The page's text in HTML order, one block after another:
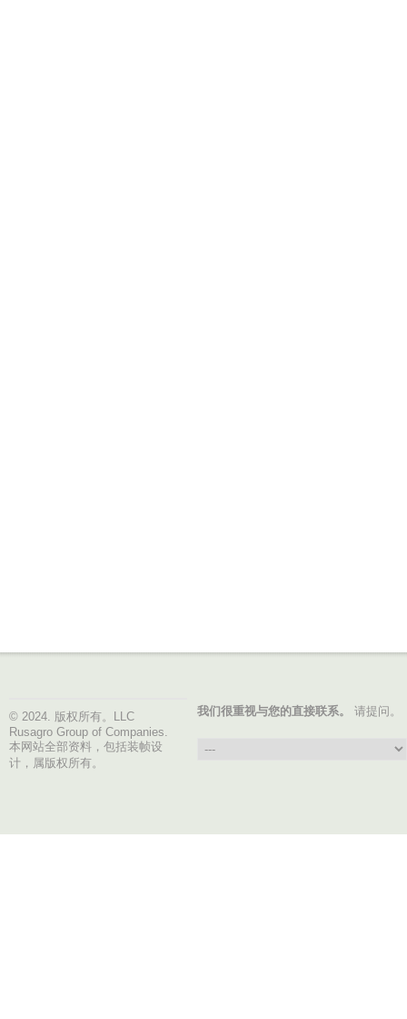
© 2024. 版权所有。LLC
Rusagro Group of Companies.
本网站全部资料，包括装帧设
计，属版权所有。
我们很重视与您的直接联系。 请提问。